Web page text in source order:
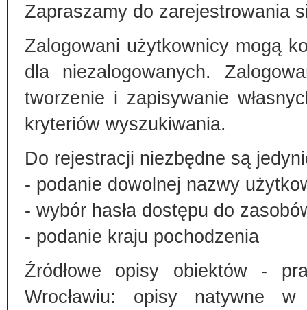
Zapraszamy do zarejestrowania
Zalogowani użytkownicy mogą
dla niezalogowanych.
tworzenie i zapisywanie
kryteriów wyszukiwania.
Do rejestracji niezbędne są
- podanie dowolnej nazwy
- wybór hasła dostępu do
- podanie kraju pochodzenia
Źródłowe opisy obiektów -
Wrocławiu: opisy natywne